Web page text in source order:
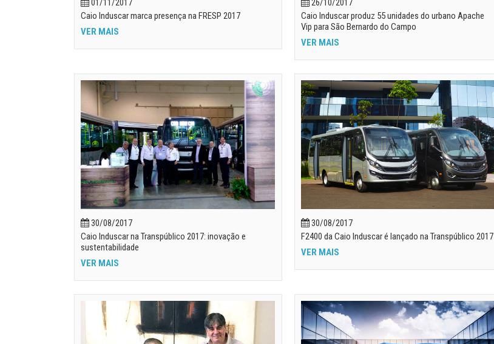
01/11/2017
Caio Induscar marca presença na FRESP 2017
VER MAIS
26/10/2017
Caio Induscar produz 55 unidades do urbano Apache
Vip para São Bernardo do Campo
VER MAIS
30/08/2017
Caio Induscar na Transpúblico 2017: inovação e
sustentabilidade
VER MAIS
30/08/2017
F2400 da Caio Induscar é lançado na Transpúblico 2017
VER MAIS